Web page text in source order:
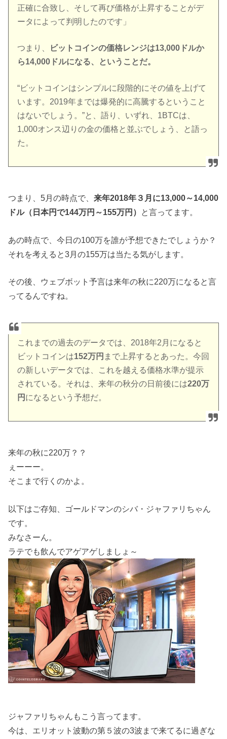
正確に合致し、そして再び価格が上昇することがデ
ータによって判明したのです」
つまり、
ビットコインの価格レンジは13,000ドルか
ら14,000ドルになる、ということだ。
“ビットコインはシンプルに段階的にその値を上げて
います。2019年までは爆発的に高騰するということ
はないでしょう。”と、語り、いずれ、1BTCは、
1,000オンス辺りの金の価格と並ぶでしょう、と語っ
た。
つまり、5月の時点で、来年2018年３月に13,000～14,000
ドル（日本円で144万円～155万円） と言ってます。
あの時点で、今日の100万を誰が予想できたでしょうか？
それを考えると3月の155万は当たる気がします。
その後、ウェブボット予言は来年の秋に220万になると言
ってるんですね。
これまでの過去のデータでは、2018年2月になると
ビットコインは152万円 まで上昇するとあった。今回
の新しいデータでは、これを越える価格水準が提示
されている。それは、来年の秋分の日前後には220万
円 になるという予想だ。
来年の秋に220万？？
ぇーーー。
そこまで行くのかよ。
以下はご存知、ゴールドマンのシバ・ジャファリちゃん
です。
みなさーん。
ラテでも飲んでアゲアゲしましょ～
ジャファリちゃんもこう言ってます。
今は、エリオット波動の第５波の3波まで来てるに過ぎな